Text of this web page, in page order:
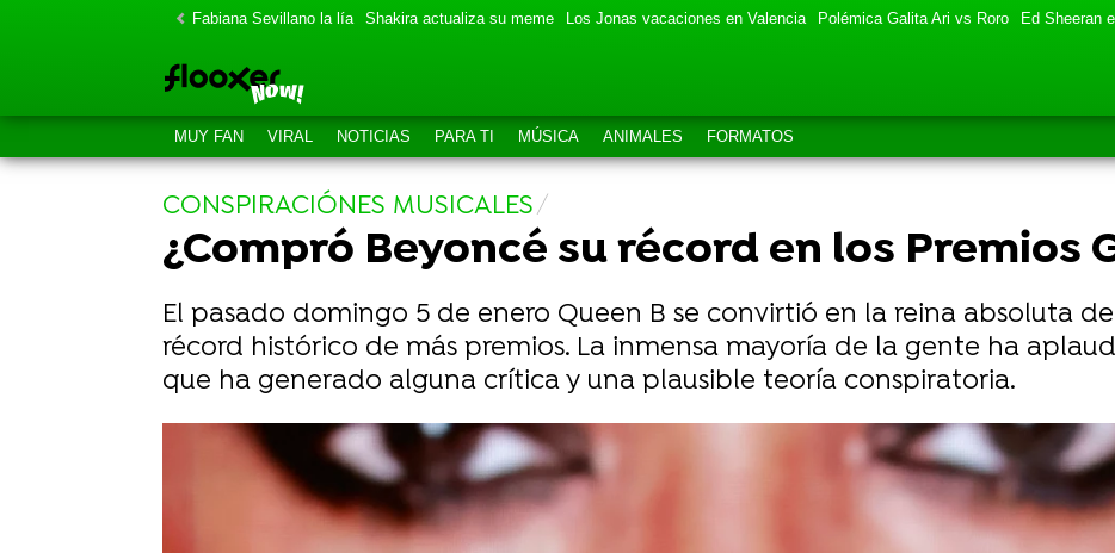
Fabiana Sevillano la lía Shakira actualiza su meme Los Jonas vacaciones en Valencia Polémica Galita Ari vs Roro Ed Sheeran
MUY FAN VIRAL NOTICIAS PARA TI MÚSICA ANIMALES FORMATOS
CONSPIRACIÓNES MUSICALES
¿Compró Beyoncé su récord en los Premios
El pasado domingo 5 de enero Queen B se convirtió en la reina absoluta
récord histórico de más premios. La inmensa mayoría de la gente ha
que ha generado alguna crítica y una plausible teoría conspiratoria.